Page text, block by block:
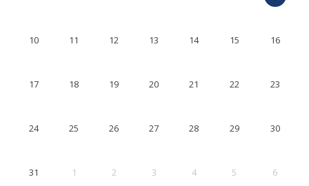
10 11 12 13 14 15 16
17 18 19 20 21 22 23
24 25 26 27 28 29 30
31 1 2 3 4 5 6